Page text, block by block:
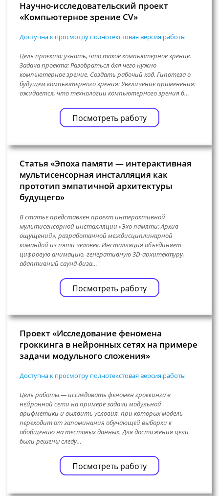
Научно-исследовательский проект
«Компьютерное зрение CV»
Доступна к просмотру полнотекстовая версия работы
Цель проекта: узнать, что такое компьютерное зрение.
Задача проекта: Разобраться для чего нужно
компьютерное зрение. Создать рабочий код. Гипотеза о
будущем компьютерного зрения: Увеличение применения:
ожидается, что технологии компьютерного зрения б…
Посмотреть работу
Статья «Эпоха памяти — интерактивная
мультисенсорная инсталляция как
прототип эмпатичной архитектуры
будущего»
В статье представлен проект интерактивной
мультисенсорной инсталляции «Эхо памяти: Архив
ощущений», разработанной междисциплинарной
командой из пяти человек. Инсталляция объединяет
цифровую анимацию, генеративную 3D-архитектуру,
адаптивный саунд-диза…
Посмотреть работу
Проект «Исследование феномена
гроккинга в нейронных сетях на примере
задачи модульного сложения»
Доступна к просмотру полнотекстовая версия работы
Цель работы — исследовать феномен гроккинга в
нейронной сети на примере задачи модульной
арифметики и выявить условия, при которых модель
переходит от запоминания обучающей выборки к
обобщению на тестовых данных. Для достижения цели
были решены следу…
Посмотреть работу